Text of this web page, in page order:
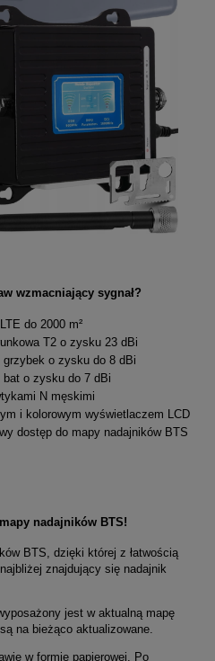
wzmacniający sygnał?
do 2000 m²
T2 o zysku 23 dBi
o zysku do 8 dBi
bat o zysku do 7 dBi
N męskimi
i kolorowym wyświetlaczem LCD
dostęp do mapy nadajników BTS
nadajników BTS!
BTS, dzięki której z łatwością
znajdujący się nadajnik
jest w aktualną mapę
na bieżąco aktualizowane.
w formie papierowej. Po